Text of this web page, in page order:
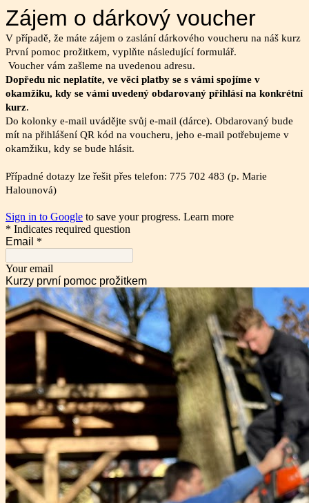
Zájem o dárkový voucher
V případě, že máte zájem o zaslání dárkového voucheru na náš kurz
První pomoc prožitkem, vyplňte následující formulář.
Voucher vám zašleme na uvedenou adresu.
Dopředu nic neplatíte, ve věci platby se s vámi spojíme v
okamžiku, kdy se vámi uvedený obdarovaný přihlásí na konkrétní
kurz.
Do kolonky e-mail uvádějte svůj e-mail (dárce). Obdarovaný bude
mít na přihlášení QR kód na voucheru, jeho e-mail potřebujeme v
okamžiku, kdy se bude hlásit.
Případné dotazy lze řešit přes telefon: 775 702 483 (p. Marie
Halounová)
Sign in to Google to save your progress. Learn more
* Indicates required question
Email *
Your email
Kurzy první pomoc prožitkem